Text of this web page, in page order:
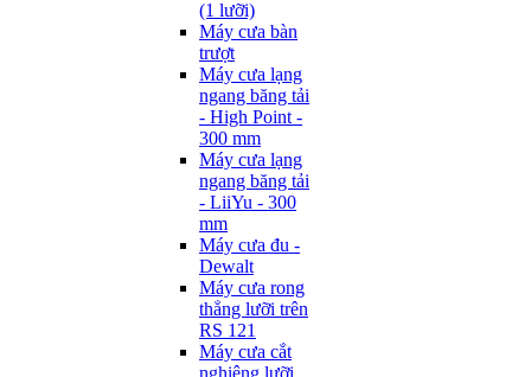
(1 lưỡi)
Máy cưa bàn
trượt
Máy cưa lạng
ngang băng tải
- High Point -
300 mm
Máy cưa lạng
ngang băng tải
- LiiYu - 300
mm
Máy cưa đu -
Dewalt
Máy cưa rong
thẳng lưỡi trên
RS 121
Máy cưa cắt
nghiêng lưỡi